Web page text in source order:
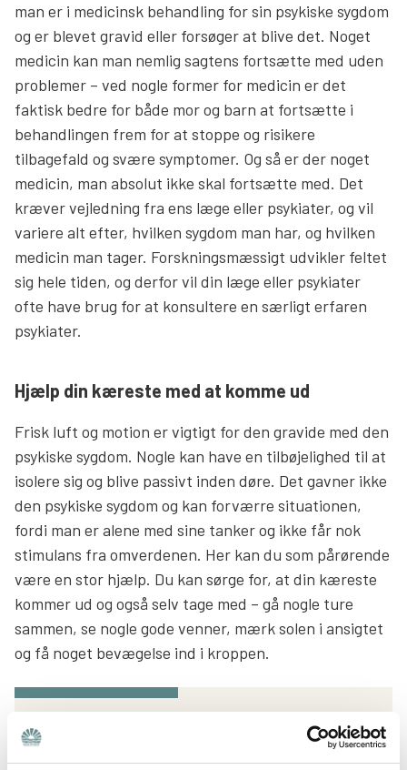
man er i medicinsk behandling for sin psykiske sygdom
og er blevet gravid eller forsøger at blive det. Noget
medicin kan man nemlig sagtens fortsætte med uden
problemer – ved nogle former for medicin er det
faktisk bedre for både mor og barn at fortsætte i
behandlingen frem for at stoppe og risikere
tilbagefald og svære symptomer. Og så er der noget
medicin, man absolut ikke skal fortsætte med. Det
kræver vejledning fra ens læge eller psykiater, og vil
variere alt efter, hvilken sygdom man har, og hvilken
medicin man tager. Forskningsmæssigt udvikler feltet
sig hele tiden, og derfor vil din læge eller psykiater
ofte have brug for at konsultere en særligt erfaren
psykiater.
Hjælp din kæreste med at komme ud
Frisk luft og motion er vigtigt for den gravide med den
psykiske sygdom. Nogle kan have en tilbøjelighed til at
isolere sig og blive passivt inden døre. Det gavner ikke
den psykiske sygdom og kan forværre situationen,
fordi man er alene med sine tanker og ikke får nok
stimulans fra omverdenen. Her kan du som pårørende
være en stor hjælp. Du kan sørge for, at din kæreste
kommer ud og også selv tage med – gå nogle ture
sammen, se nogle gode venner, mærk solen i ansigtet
og få noget bevægelse ind i kroppen.
Podcast: Graviditet og psykisk sygdom